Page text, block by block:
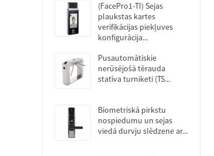
(FacePro1-TI) Sejas
plaukstas kartes
verifikācijas piekļuves
konfigurācija...
Pusautomātiskie
nerūsējošā tērauda
statīva turniketi (TS...
Biometriskā pirkstu
nospiedumu un sejas
viedā durvju slēdzene ar...